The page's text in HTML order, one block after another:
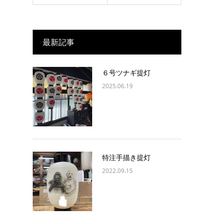
最新記事
６号ツナギ提灯
2025.06.19
特注手描き提灯
2022.09.15